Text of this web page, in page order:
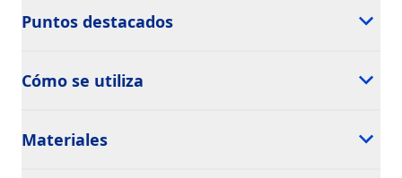
Puntos destacados
Cómo se utiliza
Materiales